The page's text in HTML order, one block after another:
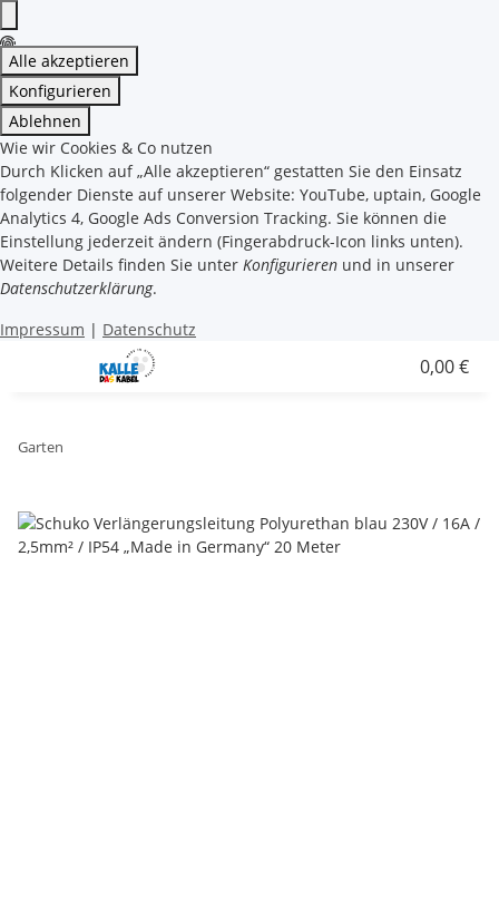
Alle akzeptieren
Konfigurieren
Ablehnen
Wie wir Cookies & Co nutzen
Durch Klicken auf „Alle akzeptieren“ gestatten Sie den Einsatz
folgender Dienste auf unserer Website: YouTube, uptain, Google
Analytics 4, Google Ads Conversion Tracking. Sie können die
Einstellung jederzeit ändern (Fingerabdruck-Icon links unten).
Weitere Details finden Sie unter Konfigurieren und in unserer
Datenschutzerklärung.
Impressum | Datenschutz
0,00 €
Garten